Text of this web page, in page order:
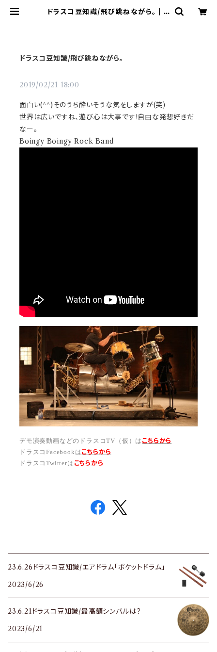
ドラスコ豆知識/飛び跳ねながら。 | ド
ドラスコ豆知識/飛び跳ねながら。
2019/02/21 18:00
面白い(^^)そのうち酔いそうな気をしますが(笑)
世界は広いですね、遊び心は大事です!自由な発想好きだ
なー。
Boingy Boingy Rock Band
デモ演奏動画などのドラスコTV（仮）は こちらから
ドラスコFacebookはこちらから
ドラスコTwitterは こちらから
23.6.26ドラスコ豆知識/エアドラム「ポケットドラム」
2023/6/26
23.6.21ドラスコ豆知識/最高額シンバルは？
2023/6/21